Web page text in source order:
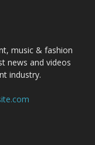
music & fashion
news and videos
industry.